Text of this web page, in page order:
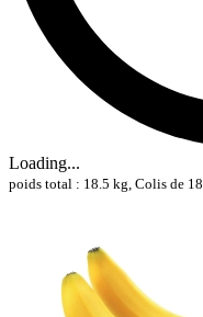
Loading...
poids total : 18.5 kg, Colis de